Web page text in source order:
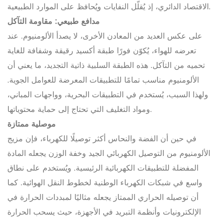
الاقتصاد الدائري، إذ يُقلّل النفايات ويُحافظ على الموارد الطبيعية.
مدافع طبيعي: مقاومة التآكل
على عكس العديد من المعادن الأخرى، لا يصدأ الألومنيوم. عند
تعرضه للهواء، يُكوّن فورًا طبقة أكسيد رقيقة وشفافة للغاية
تحميه من التآكل. هذه الطبقة السلبية ذاتية التجديد، ما يعني أن
الألومنيوم مناسب تمامًا للتطبيقات المعرضة للعوامل الجوية.
ولهذا السبب، يُستخدم في التطبيقات البحرية، وواجهات المباني،
ومواد التغليف التي تحتاج إلى حماية محتوياتها.
موصلية ممتازة
في حين أن الفضة والنحاس أكثر توصيلًا للكهرباء، فإن مزيج
الألومنيوم من التوصيل الكهربائي الجيد وخفة الوزن يجعله المادة
المفضلة للتطبيقات الكهربائية الرئيسية. ويُستخدم على نطاق
واسع في شبكات الكهرباء الوطنية لخطوط النقل الهوائية. كما
أن توصيله الحراري الممتاز يجعله مثاليًا لمبددات الحرارة في
الإلكترونيات وأنظمة التبريد في الأجهزة، حيث يسحب الحرارة